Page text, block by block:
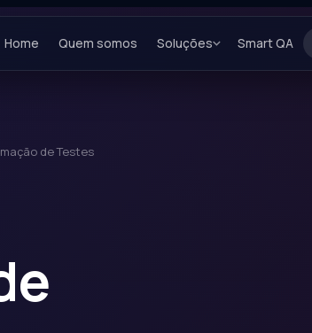
Home Quem somos Soluções Smart QA
de Testes